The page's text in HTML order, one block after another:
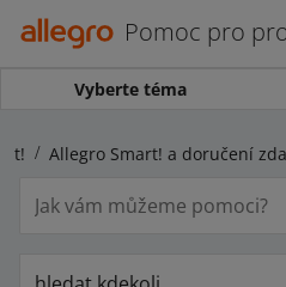
Pomoc pro
Vyberte téma
Allegro Smart! a doručení